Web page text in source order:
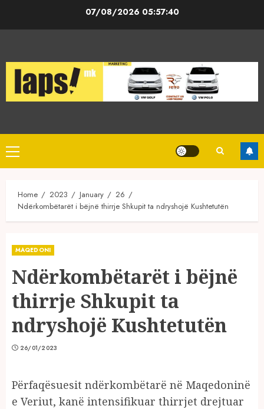
07/08/2026 05:57:40
Primary
Menu
Home 2023 January
26
Ndërkombëtarët i bëjnë thirrje Shkupit ta ndryshojë Kushtetutën
MAQEDONI
Ndërkombëtarët i bëjnë
thirrje Shkupit ta
ndryshojë Kushtetutën
26/01/2023
Përfaqësuesit ndërkombëtarë në Maqedoninë
e Veriut, kanë intensifikuar thirrjet drejtuar